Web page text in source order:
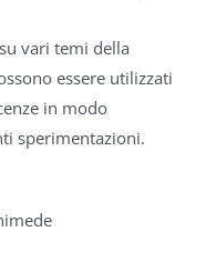
vari temi della
essere utilizzati
in modo
sperimentazioni.